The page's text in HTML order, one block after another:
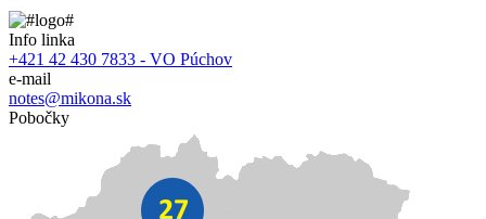
Info linka
+421 42 430 7833 - VO Púchov
e-mail
notes@mikona.sk
Pobočky